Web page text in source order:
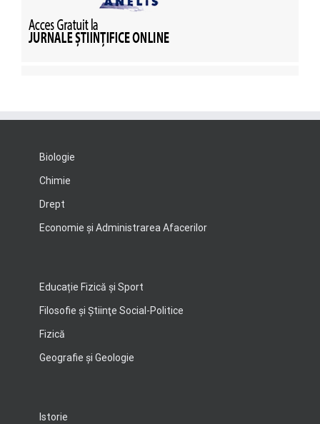
Biologie
Chimie
Drept
Economie şi Administrarea Afacerilor
Educație Fizică și Sport
Filosofie şi Ştiinţe Social-Politice
Fizică
Geografie şi Geologie
Istorie